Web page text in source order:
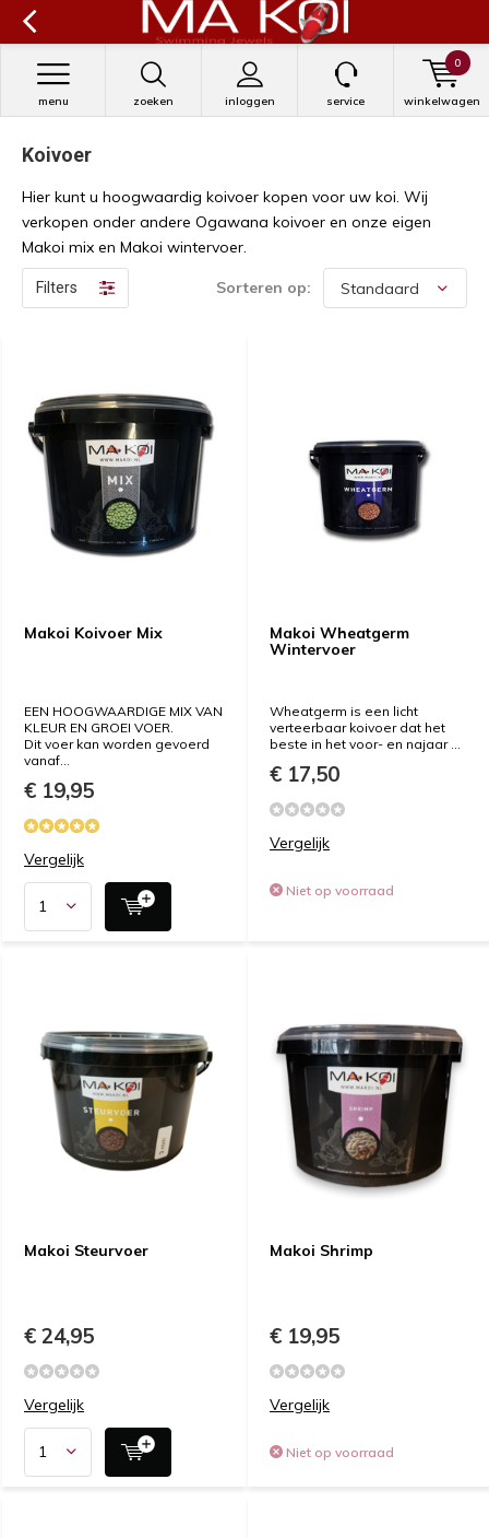
zoeken inloggen
menu service winkelwagen
0
Koivoer
Hier kunt u hoogwaardig koivoer kopen voor uw koi. Wij
verkopen onder andere Ogawana koivoer en onze eigen
Makoi mix en Makoi wintervoer.
Filters Sorteren op:
Makoi Koivoer Mix
EEN HOOGWAARDIGE MIX VAN
KLEUR EN GROEI VOER.
Dit voer kan worden gevoerd
vanaf...
€ 19,95
Vergelijk
Makoi Wheatgerm
Wintervoer
Wheatgerm is een licht
verteerbaar koivoer dat het
beste in het voor- en najaar ...
€ 17,50
Vergelijk
Niet op voorraad
Makoi Steurvoer
€ 24,95
Vergelijk
Makoi Shrimp
€ 19,95
Vergelijk
Niet op voorraad